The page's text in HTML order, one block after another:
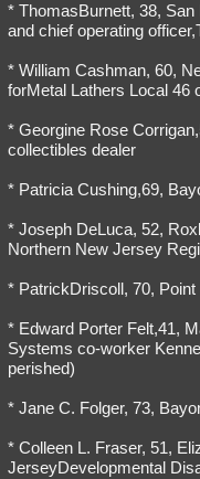
* ThomasBurnett, 38,
and chief operating
* William Cashman, 60,
forMetal Lathers Local 46
* Georgine Rose
collectibles dealer
* Patricia Cushing,69,
* Joseph DeLuca, 52,
Northern New Jersey
* PatrickDriscoll, 70,
* Edward Porter Felt,41,
Systems co-worker
perished)
* Jane C. Folger, 73,
* Colleen L. Fraser, 51,
JerseyDevelopmental